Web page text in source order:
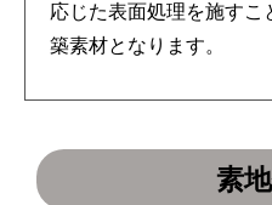
応じた表面処理を施すこ
築素材となります。
素